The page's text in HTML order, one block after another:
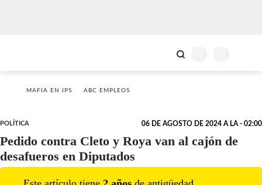
MAFIA EN IPS ABC EMPLEOS
POLÍTICA 06 DE AGOSTO DE 2024 A LA - 02:00
Pedido contra Cleto y Roya van al cajón de
desafueros en Diputados